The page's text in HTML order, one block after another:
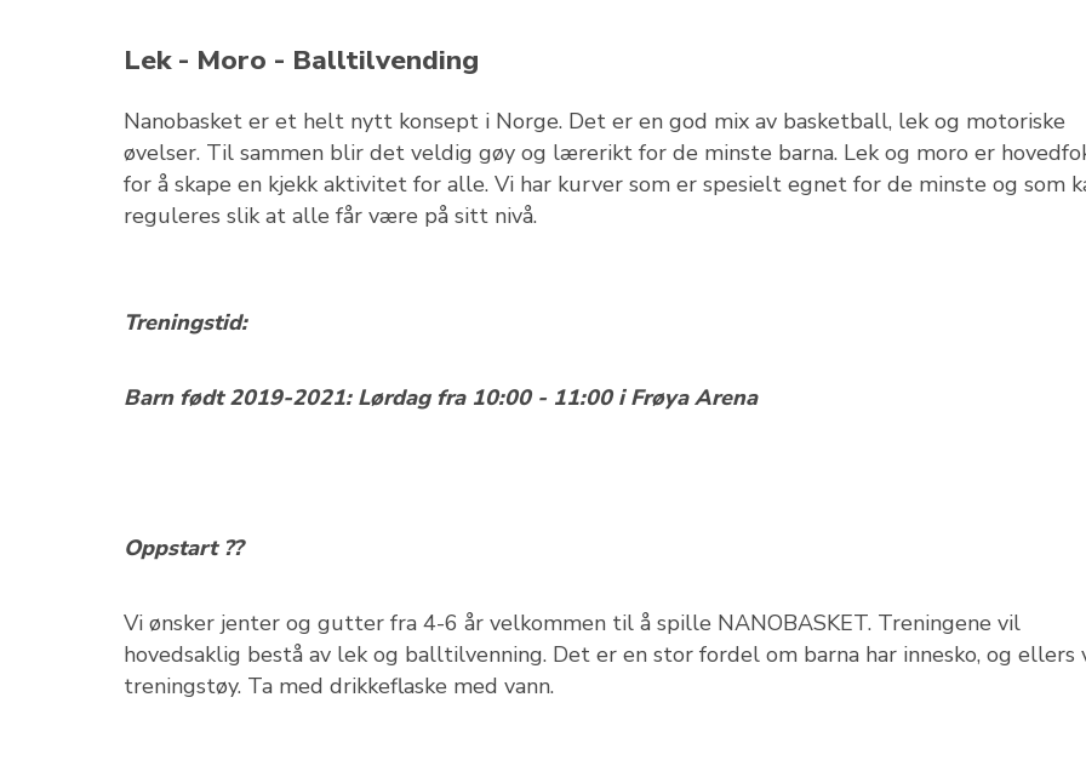
Lek - Moro - Balltilvending
Nanobasket er et helt nytt konsept i Norge. Det er en god mix av basketball, lek og motoriske
øvelser. Til sammen blir det veldig gøy og lærerikt for de minste barna. Lek og moro er
for å skape en kjekk aktivitet for alle. Vi har kurver som er spesielt egnet for de minste og som
reguleres slik at alle får være på sitt nivå.
Treningstid:
Barn født 2019-2021: Lørdag fra 10:00 - 11:00 i Frøya Arena
Oppstart ??
Vi ønsker jenter og gutter fra 4-6 år velkommen til å spille NANOBASKET. Treningene vil
hovedsaklig bestå av lek og balltilvenning. Det er en stor fordel om barna har innesko, og ellers
treningstøy. Ta med drikkeflaske med vann.